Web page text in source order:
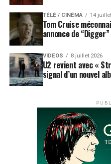
MUSIQUE
TÉLÉ / CINÉMA 14
Tom Cruise
annonce de “Digger”
VIDEOS 8 juillet 2026
U2 revient avec «
signal d’un nouvel